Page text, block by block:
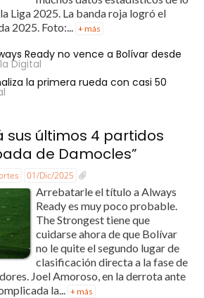
Liga 2025. La banda roja logró el
2025. Foto:...
+ más
Ready no vence a Bolívar desde
Digital
la primera rueda con casi 50
sus últimos 4 partidos
de Damocles”
01/Dic/2025
Arrebatarle el título a Always
Ready es muy poco probable.
The Strongest tiene que
cuidarse ahora de que Bolívar
no le quite el segundo lugar de
clasificación directa a la fase de
Joel Amoroso, en la derrota ante
la... + más